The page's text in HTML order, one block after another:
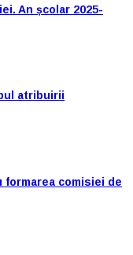
An școlar 2025-
atribuirii
comisiei de